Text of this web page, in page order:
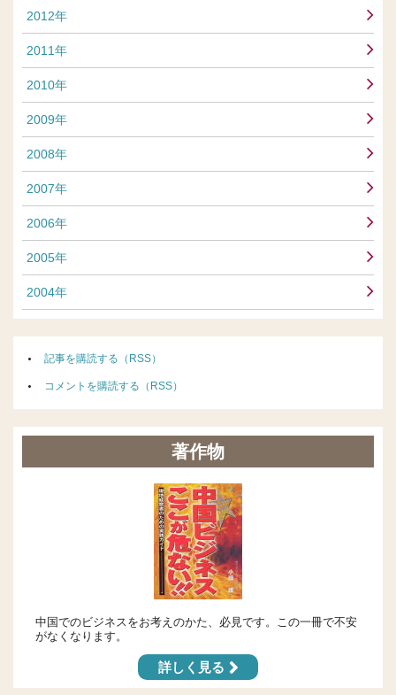
2012年
2011年
2010年
2009年
2008年
2007年
2006年
2005年
2004年
記事を購読する（RSS）
コメントを購読する（RSS）
著作物
中国でのビジネスをお考えのかた、必見です。この一冊で不安
がなくなります。
詳しく見る